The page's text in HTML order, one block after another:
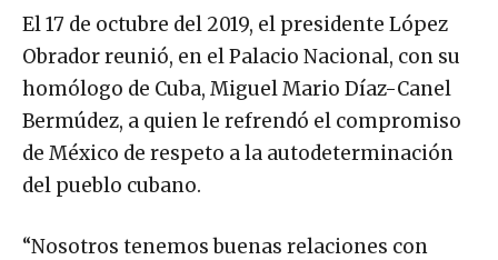
El 17 de octubre del 2019, el presidente López
Obrador reunió, en el Palacio Nacional, con su
homólogo de Cuba, Miguel Mario Díaz-Canel
Bermúdez, a quien le refrendó el compromiso
de México de respeto a la autodeterminación
del pueblo cubano.
“Nosotros tenemos buenas relaciones con